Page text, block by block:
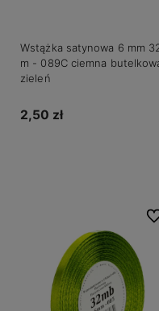
Wstążka satynowa 6 mm
m - 089C ciemna
zieleń
2,50 zł